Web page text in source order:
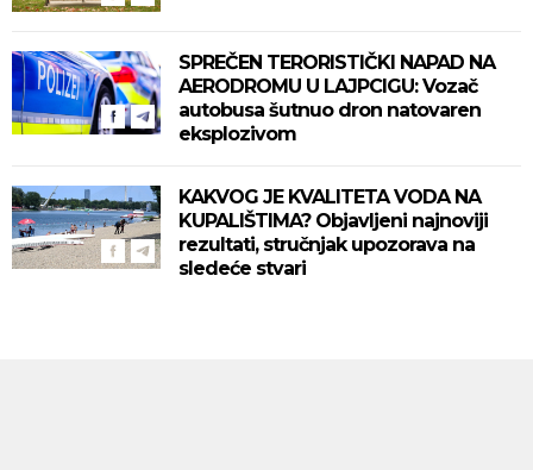
SPREČEN TERORISTIČKI NAPAD NA
AERODROMU U LAJPCIGU: Vozač
autobusa šutnuo dron natovaren
eksplozivom
KAKVOG JE KVALITETA VODA NA
KUPALIŠTIMA? Objavljeni najnoviji
rezultati, stručnjak upozorava na
sledeće stvari